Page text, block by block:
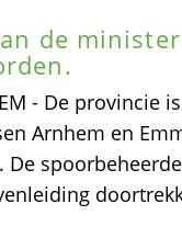
de
- De provincie
Arnhem en
De